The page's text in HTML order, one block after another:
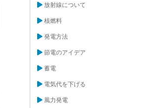
放射線について
核燃料
発電方法
節電のアイデア
蓄電
電気代を下げる
風力発電